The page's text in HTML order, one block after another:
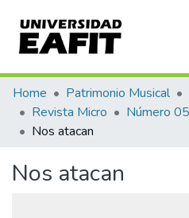
Communities & Collections
All of DSpace
Home Patrimonio Musical
Revista Micro
Nos atacan
Nos atacan